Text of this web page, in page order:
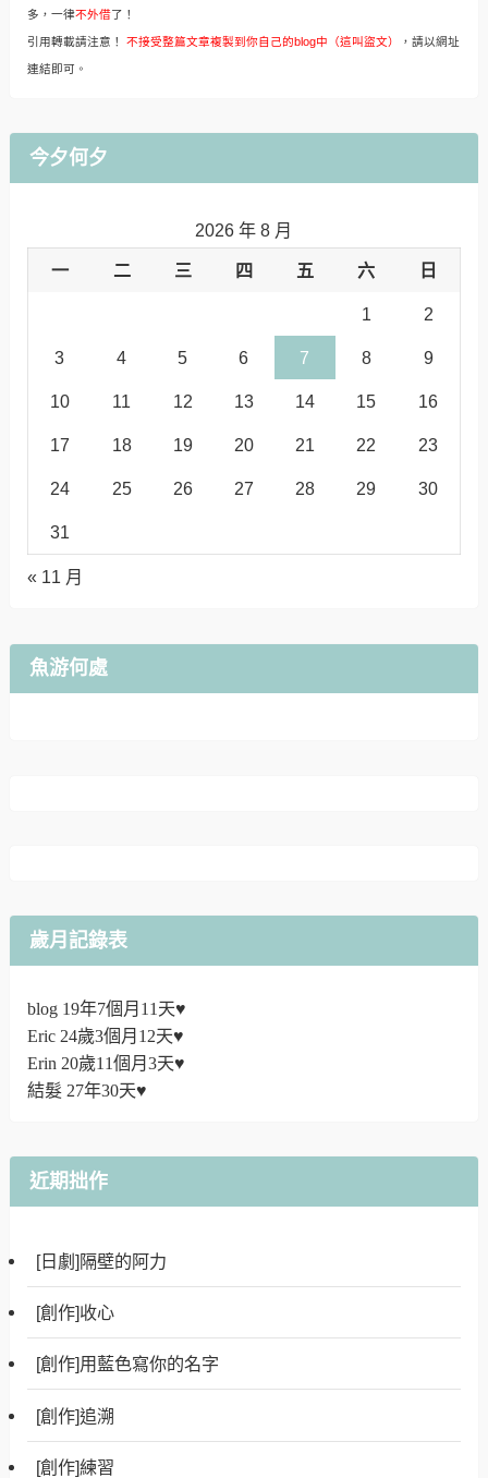
多，一律不外借了！
引用轉載請注意！ 不接受整篇文章複製到你自己的blog中（這叫盜文） ，請以網址
連結即可。
今夕何夕
2026 年 8 月
一 二 三 四 五 六 日
1 2
3 4 5 6 7 8 9
10 11 12 13 14 15 16
17 18 19 20 21 22 23
24 25 26 27 28 29 30
31
« 11 月
魚游何處
歲月記錄表
blog 19年7個月11天♥
Eric 24歲3個月12天♥
Erin 20歲11個月3天♥
結髮 27年30天♥
近期拙作
[日劇]隔壁的阿力
[創作]收心
[創作]用藍色寫你的名字
[創作]追溯
[創作]練習